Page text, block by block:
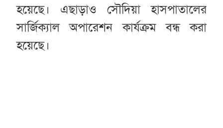
হয়েছে। এছাড়াও সৌদিয়া হাসপাতালের
সার্জিক্যাল অপারেশন কার্যক্রম বন্ধ করা
হয়েছে।